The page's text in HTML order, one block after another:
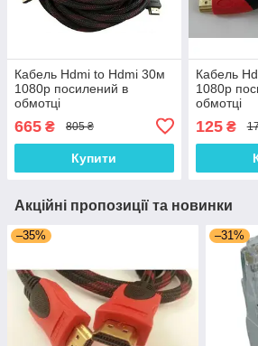
Кабель Hdmi to Hdmi 30м
1080p посилений в
обмотці
665 ₴ 805 ₴
Купити
Кабель
1080p
обмотці
125₴
Акційні пропозиції та новинки
–35% –31%